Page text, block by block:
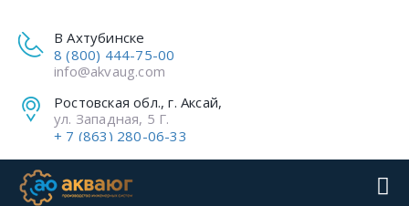
В Ахтубинске
8 (800) 444-75-00
info@akvaug.com
Ростовская обл., г. Аксай,
ул. Западная, 5 Г.
+ 7 (863) 280-06-33